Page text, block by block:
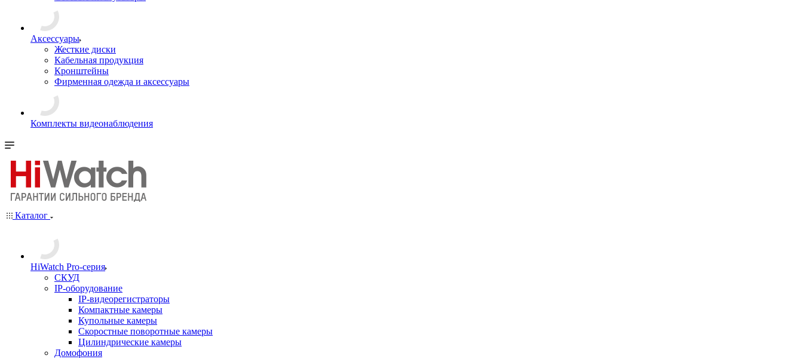
Аксессуары
Жесткие диски
Кабельная продукция
Кронштейны
Фирменная одежда и аксессуары
Комплекты видеонаблюдения
Каталог
HiWatch Pro-серия
CКУД
IP-оборудование
IP-видеорегистраторы
Компактные камеры
Купольные камеры
Скоростные поворотные камеры
Цилиндрические камеры
Домофония